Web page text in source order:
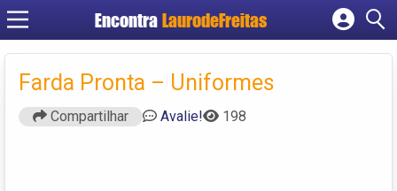
Encontra LaurodeFreitas
Fazer login
Farda Pronta – Uniformes
Compartilhar Avalie! 198